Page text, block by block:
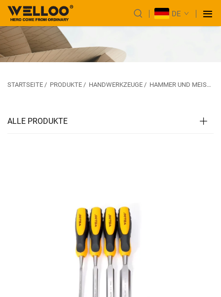
DE
STARTSEITE / PRODUKTE / HANDWERKZEUGE / HAMMER UND MEISSEL
ALLE PRODUKTE